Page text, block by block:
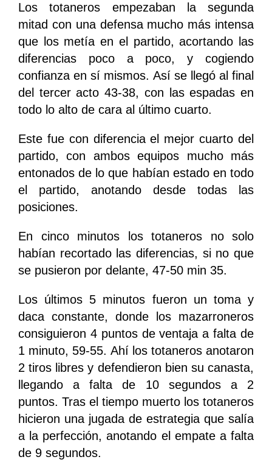
Los totaneros empezaban la segunda
mitad con una defensa mucho más intensa
que los metía en el partido, acortando las
diferencias poco a poco, y cogiendo
confianza en sí mismos. Así se llegó al final
del tercer acto 43-38, con las espadas en
todo lo alto de cara al último cuarto.
Este fue con diferencia el mejor cuarto del
partido, con ambos equipos mucho más
entonados de lo que habían estado en todo
el partido, anotando desde todas las
posiciones.
En cinco minutos los totaneros no solo
habían recortado las diferencias, si no que
se pusieron por delante, 47-50 min 35.
Los últimos 5 minutos fueron un toma y
daca constante, donde los mazarroneros
consiguieron 4 puntos de ventaja a falta de
1 minuto, 59-55. Ahí los totaneros anotaron
2 tiros libres y defendieron bien su canasta,
llegando a falta de 10 segundos a 2
puntos. Tras el tiempo muerto los totaneros
hicieron una jugada de estrategia que salía
a la perfección, anotando el empate a falta
de 9 segundos.